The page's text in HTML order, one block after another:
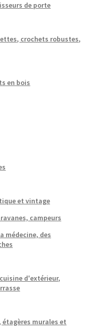
de porte
crochets robustes,
en bois
et vintage
campeurs
médecine, des
d'extérieur,
étagères murales et